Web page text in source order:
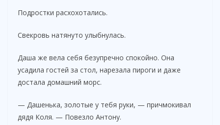
Подростки расхохотались.
Свекровь натянуто улыбнулась.
Даша же вела себя безупречно спокойно. Она
усадила гостей за стол, нарезала пироги и даже
достала домашний морс.
— Дашенька, золотые у тебя руки, — причмокивал
дядя Коля. — Повезло Антону.